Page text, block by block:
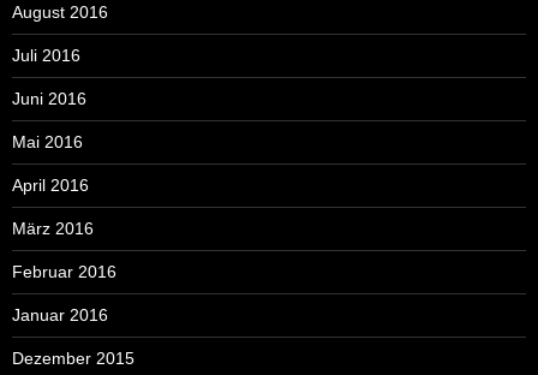
August 2016
Juli 2016
Juni 2016
Mai 2016
April 2016
März 2016
Februar 2016
Januar 2016
Dezember 2015